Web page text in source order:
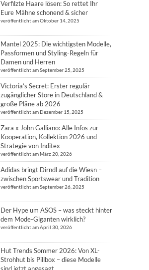
Verfilzte Haare lösen: So rettet Ihr
Eure Mähne schonend & sicher
veröffentlicht am Oktober 14, 2025
Mantel 2025: Die wichtigsten Modelle,
Passformen und Styling-Regeln für
Damen und Herren
veröffentlicht am September 25, 2025
Victoria’s Secret: Erster regulär
zugänglicher Store in Deutschland &
große Pläne ab 2026
veröffentlicht am Dezember 15, 2025
Zara x John Galliano: Alle Infos zur
Kooperation, Kollektion 2026 und
Strategie von Inditex
veröffentlicht am März 20, 2026
Adidas bringt Dirndl auf die Wiesn –
zwischen Sportswear und Tradition
veröffentlicht am September 26, 2025
Der Hype um ASOS – was steckt hinter
dem Mode-Giganten wirklich?
veröffentlicht am April 30, 2026
Hut Trends Sommer 2026: Von XL-
Strohhut bis Pillbox – diese Modelle